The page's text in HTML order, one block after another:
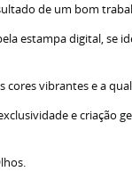
de um bom
estampa digital,
vibrantes e a
e criação